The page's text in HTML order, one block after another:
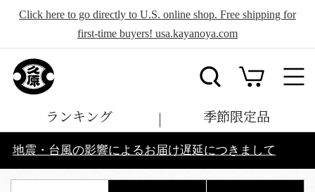
Click here to go directly to U.S. online shop. Free shipping for
first-time buyers! usa.kayanoya.com
ランキング 季節限定品
地震・台風の影響によるお届け遅延につきまして